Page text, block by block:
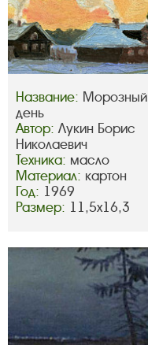
Название: Морозный
день
Автор: Лукин Борис
Николаевич
Техника: масло
Материал: картон
Год: 1969
Размер: 11,5х16,3